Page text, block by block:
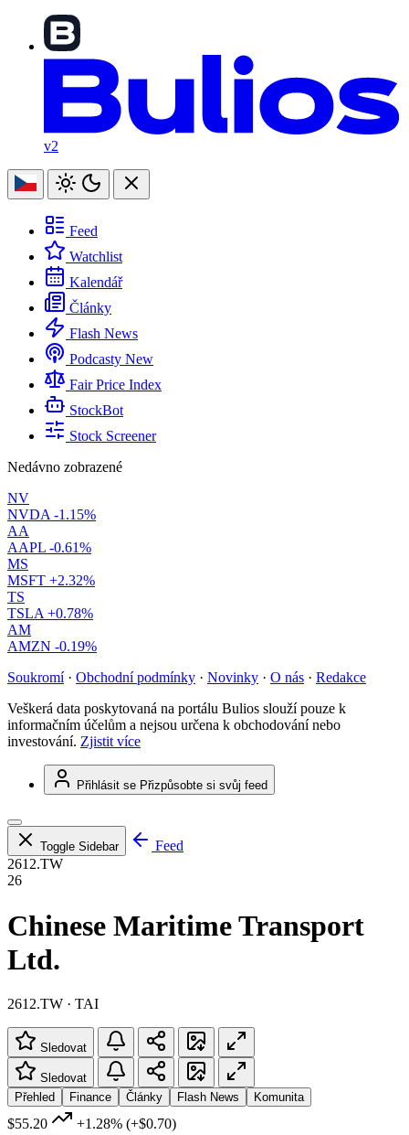
v2
Feed
Watchlist
Kalendář
Články
Flash News
Podcasty New
Fair Price Index
StockBot
Stock Screener
Nedávno zobrazené
NV
NVDA -1.15%
AA
AAPL -0.61%
MS
MSFT +2.32%
TS
TSLA +0.78%
AM
AMZN -0.19%
Soukromí · Obchodní podmínky · Novinky · O nás · Redakce
Veškerá data poskytovaná na portálu Bulios slouží pouze k
informačním účelům a nejsou určena k obchodování nebo
investování. Zjistit více
Přihlásit se Přizpůsobte si svůj feed
Toggle Sidebar
Feed
2612.TW
26
Chinese Maritime Transport
Ltd.
2612.TW · TAI
Sledovat
Sledovat
Přehled
Finance Články Flash News Komunita
$55.20 +1.28% (+$0.70)